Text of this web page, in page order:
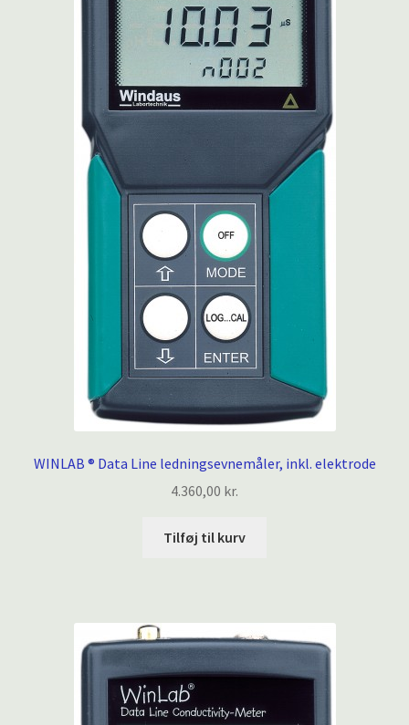
WINLAB ® Data Line ledningsevnemåler, inkl. elektrode
4.360,00 kr.
Tilføj til kurv